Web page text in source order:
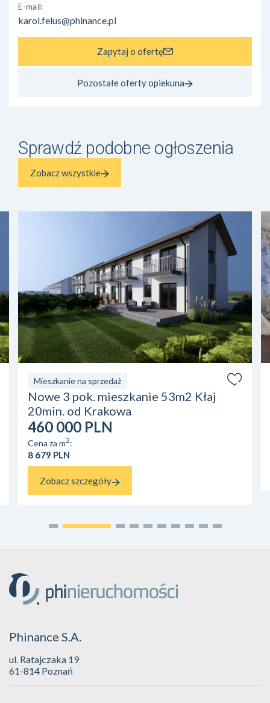
E-mail:
karol.felus@phinance.pl
Zapytaj o ofertę
Pozostałe oferty opiekuna
Sprawdź podobne ogłoszenia
Zobacz wszystkie
Mieszkanie na sprzedaż
Nowe 3 pok. mieszkanie 53m2 Kłaj
20min. od Krakowa
460 000 PLN
Cena za m2:
8 679 PLN
Zobacz szczegóły
Phinance S.A.
ul. Ratajczaka 19
61-814 Poznań